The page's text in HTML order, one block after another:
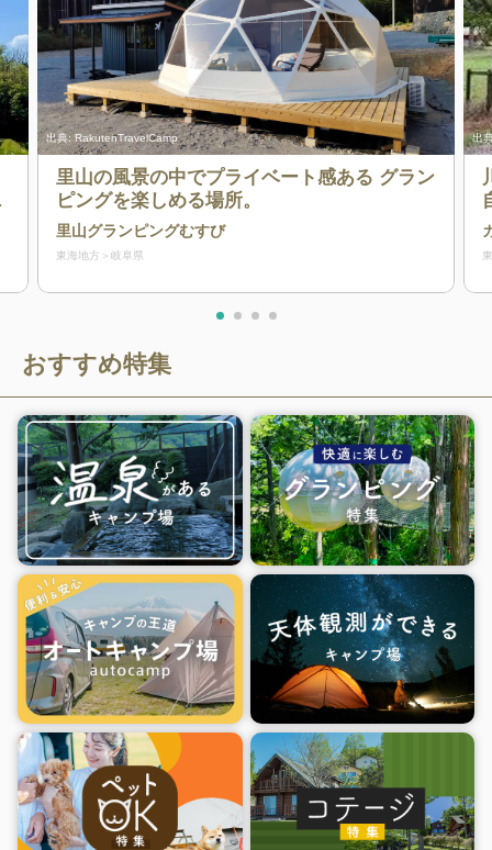
出典:RakutenTravelCamp
里山の風景の中でプライベート感ある グラン
ピングを楽しめる場所。
里山グランピングむすび
東海地方 岐阜県
出
おすすめ特集